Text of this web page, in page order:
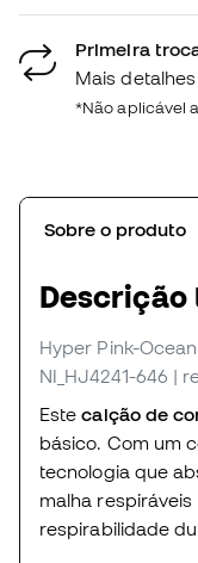
Primeira
Mais
*Não aplicável
Sobre o produto
Descrição
Hyper Pink-
NI_HJ4241-646 |
Estecalção de
básico. Com um
tecnologia que
malha
respirabilidade